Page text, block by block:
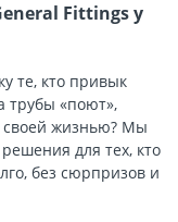
Fittings у
те, кто привык
трубы «поют»,
своей жизнью? Мы
для тех, кто
без сюрпризов и